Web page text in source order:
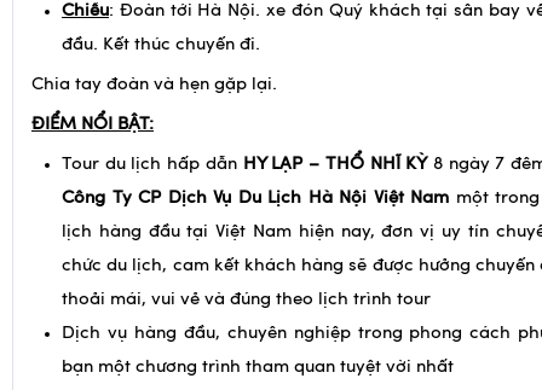
Chiều: Đoàn tới Hà Nội. xe đón Quý khách tại sân bay
đầu. Kết thúc chuyến đi.
Chia tay đoàn và hẹn gặp lại.
ĐIỂM NỔI BẬT:
Tour du lịch hấp dẫn HY LẠP – THỔ NHĨ KỲ8 ngày 7
Công Ty CP Dịch Vụ Du Lịch Hà Nội Việt Nam một
lịch hàng đầu tại Việt Nam hiện nay, đơn vị uy tín
chức du lịch, cam kết khách hàng sẽ được hưởng
thoải mái, vui vẻ và đúng theo lịch trình tour
Dịch vụ hàng đầu, chuyên nghiệp trong phong cách
bạn một chương trình tham quan tuyệt vời nhất